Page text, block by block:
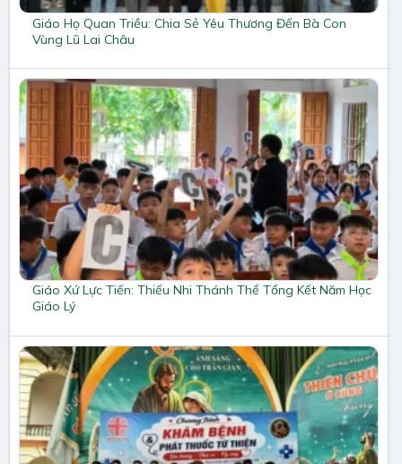
Giáo Họ Quan Triều: Chia Sẻ Yêu Thương Đến Bà Con
Vùng Lũ Lai Châu
Giáo Xứ Lực Tiến: Thiếu Nhi Thánh Thể Tổng Kết Năm Học
Giáo Lý